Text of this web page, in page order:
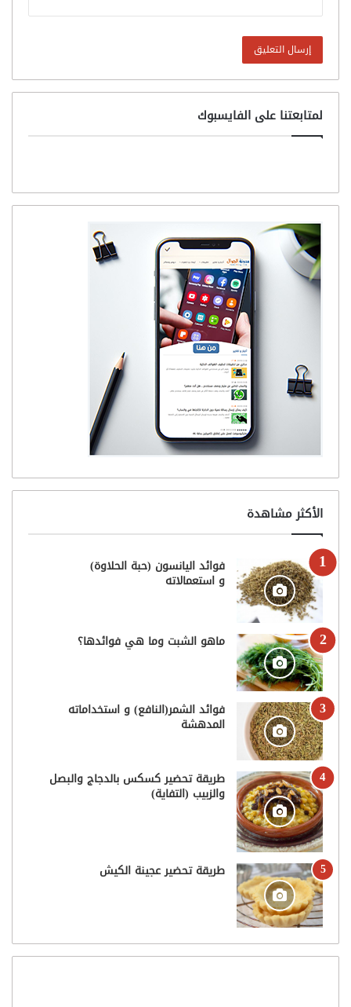
لمتابعتنا على الفايسبوك
الأكثر مشاهدة
فوائد اليانسون (حبة الحلاوة)
و استعمالاته
ماهو الشبت وما هي فوائدها؟
فوائد الشمر(النافع) و استخداماته
المدهشة
طريقة تحضير كسكس بالدجاج والبصل
والزبيب (التفاية)
طريقة تحضير عجينة الكيش